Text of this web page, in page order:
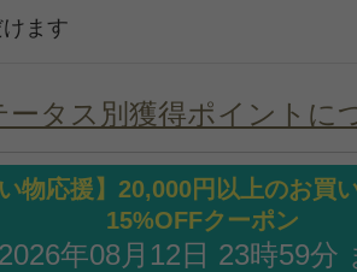
ます
ータス別獲得ポイントに
い物応援】20,000円以上のお買
15%OFFクーポン
2026年08月12日 23時59分